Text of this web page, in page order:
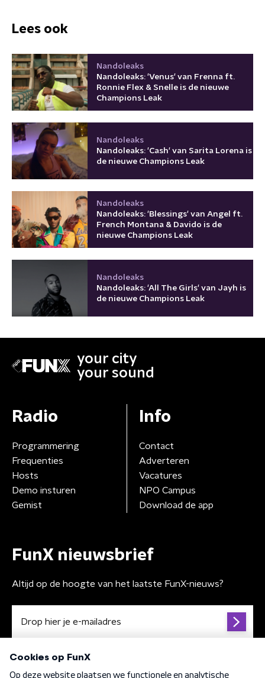
Lees ook
Nandoleaks
Nandoleaks: 'Venus' van Frenna ft.
Ronnie Flex & Snelle is de nieuwe
Champions Leak
Nandoleaks
Nandoleaks: 'Cash' van Sarita Lorena is
de nieuwe Champions Leak
Nandoleaks
Nandoleaks: 'Blessings' van Angel ft.
French Montana & Davido is de
nieuwe Champions Leak
Nandoleaks
Nandoleaks: 'All The Girls' van Jayh is
de nieuwe Champions Leak
your city
your sound
Radio
Programmering
Frequenties
Hosts
Demo insturen
Gemist
Info
Contact
Adverteren
Vacatures
NPO Campus
Download de app
FunX nieuwsbrief
Altijd op de hoogte van het laatste FunX-nieuws?